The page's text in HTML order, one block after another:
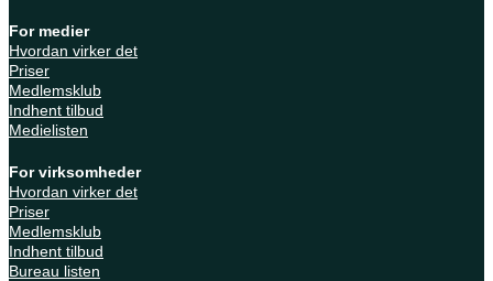
For medier
Hvordan virker det
Priser
Medlemsklub
Indhent tilbud
Medielisten
For virksomheder
Hvordan virker det
Priser
Medlemsklub
Indhent tilbud
Bureau listen